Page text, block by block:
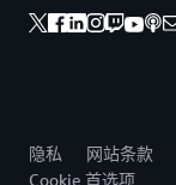
隐私 网站条款
Cookie 首选项